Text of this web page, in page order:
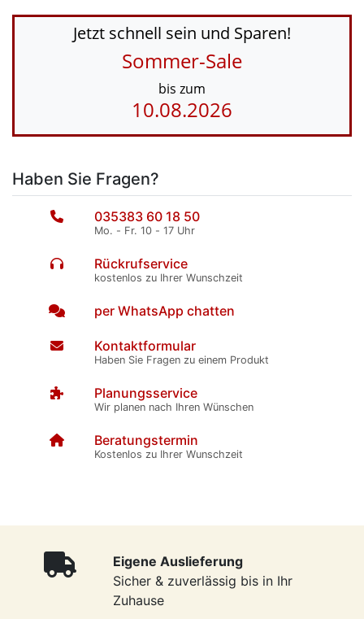
Jetzt schnell sein und Sparen!
Sommer-Sale
bis zum
10.08.2026
Haben Sie Fragen?
035383 60 18 50
Mo. - Fr. 10 - 17 Uhr
Rückrufservice
kostenlos zu Ihrer Wunschzeit
per WhatsApp chatten
Kontaktformular
Haben Sie Fragen zu einem Produkt
Planungsservice
Wir planen nach Ihren Wünschen
Beratungstermin
Kostenlos zu Ihrer Wunschzeit
Eigene Auslieferung
Sicher & zuverlässig bis in Ihr
Zuhause